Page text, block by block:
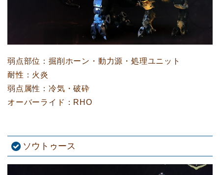
弱点部位：掘削ホーン・動力源・処理ユニット
耐性：火炎
弱点属性：冷気・破砕
オーバーライド：RHO
ソウトゥース